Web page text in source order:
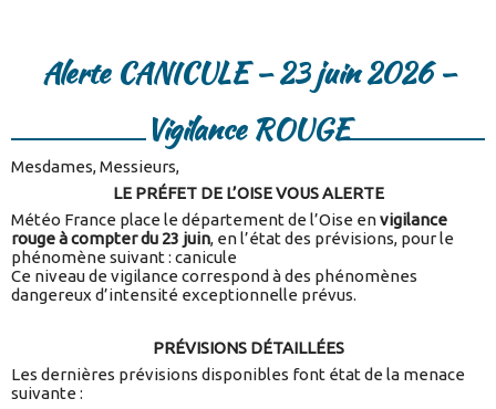
Alerte CANICULE – 23 juin 2026 –
Vigilance ROUGE
Mesdames, Messieurs,
LE PRÉFET DE L’OISE VOUS ALERTE
Météo France place le département de l’Oise envigilance
rouge à compter du 23 juin, en l’état des prévisions, pour le
phénomène suivant : canicule
Ce niveau de vigilance correspond à des phénomènes
dangereux d’intensité exceptionnelle prévus.
PRÉVISIONS DÉTAILLÉES
Les dernières prévisions disponibles font état de la menace
suivante :